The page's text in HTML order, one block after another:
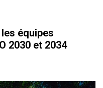
équipes
2030 et 2034